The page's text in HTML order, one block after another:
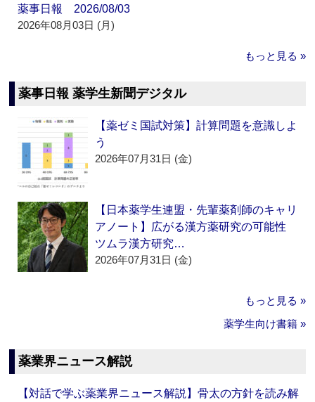
薬事日報 2026/08/03
2026年08月03日 (月)
もっと見る »
薬事日報 薬学生新聞デジタル
【薬ゼミ国試対策】計算問題を意識しよ
う
2026年07月31日 (金)
【日本薬学生連盟・先輩薬剤師のキャリ
アノート】広がる漢方薬研究の可能性
ツムラ漢方研究…
2026年07月31日 (金)
もっと見る »
薬学生向け書籍 »
薬業界ニュース解説
【対話で学ぶ薬業界ニュース解説】骨太の方針を読み解